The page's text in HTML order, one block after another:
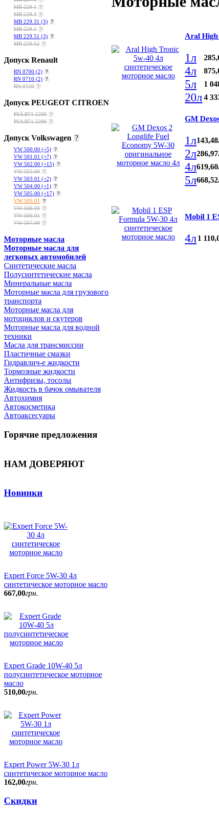
MB 229.1 ?
MB 229.3 ?
MB 229.31 (3) ?
MB 229.5 ?
MB 229.51 (3) ?
MB 229.52 ?
Допуск Renault
RN 0700 (2) ?
RN 0710 (2) ?
RN 0720 ?
Допуск PEUGEOT CITROEN
PSA B71 2290 ?
PSA B71 2296 ?
Допуск Volkswagen ?
VW 500.00 (+5) ?
VW 501.01 (+7) ?
VW 502.00 (+15) ?
VW 503.00 ?
VW 503.01 (+2) ?
VW 504.00 (+1) ?
VW 505.00 (+17) ?
VW 505.01
?
VW 506.00 ?
VW 506.01 ?
VW 507.00 ?
Моторные масла
Моторные масла для
легковых автомобилей
Синтетические масла
Полусинтетические масла
Минеральные масла
Моторные масла для грузового
транспорта
Моторные масла для
мотоциклов и скутеров
Моторные масла для водной
техники
Масла для трансмиссии
Пластичные смазки
Гидравлич-е жидкости
Тормозные жидкости
Антифризы, тосолы
Жидкость в бачок омывателя
Автохимия
Автокосметика
Автоаксесуары
Горячие предложения
НАМ ДОВЕРЯЮТ
Новинки
Expert Force 5W-30 4л
синтетическое моторное масло
667,00грн.
Expert Grade 10W-40 5л
полусинтетическое моторное
масло
510,00грн.
Expert Power 5W-30 1л
синтетическое моторное масло
162,00грн.
Скидки
Aral High
1л 285,
4л 875,
5л 1
20л4
GM
1л143,48
2л286,97
4л619,60
5л668,52
Mobil 1
4л1 110,